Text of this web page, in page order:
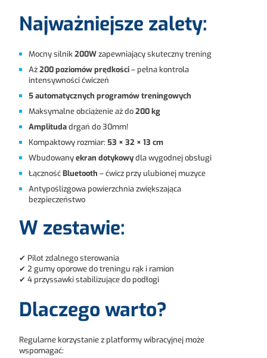
Najważniejsze zalety:
Mocny silnik200Wzapewniający skuteczny trening
Aż200 poziomów prędkości– pełna kontrola
intensywności ćwiczeń
5 automatycznych programów treningowych
Maksymalne obciążenie aż do200 kg
Amplitudadrgań do 30mm!
Kompaktowy rozmiar: 53 × 32 × 13 cm
Wbudowanyekran dotykowydla wygodnej obsługi
ŁącznośćBluetooth – ćwicz przy ulubionej muzyce
Antypoślizgowa powierzchnia zwiększająca
bezpieczeństwo
W zestawie:
✔ Pilot zdalnego sterowania
✔ 2 gumy oporowe do treningu rąk i ramion
✔ 4 przyssawki stabilizujące do podłogi
Dlaczego warto?
Regularne korzystanie z platformy wibracyjnej może
wspomagać: